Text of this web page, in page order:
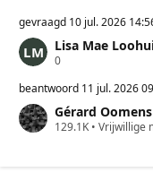
gevraagd 10 jul. 2026
Lisa Mae
0R
p
t
a
beantwoord 11 jul. 2026
Gérard Oomens
129.1K R• Vrijwillige